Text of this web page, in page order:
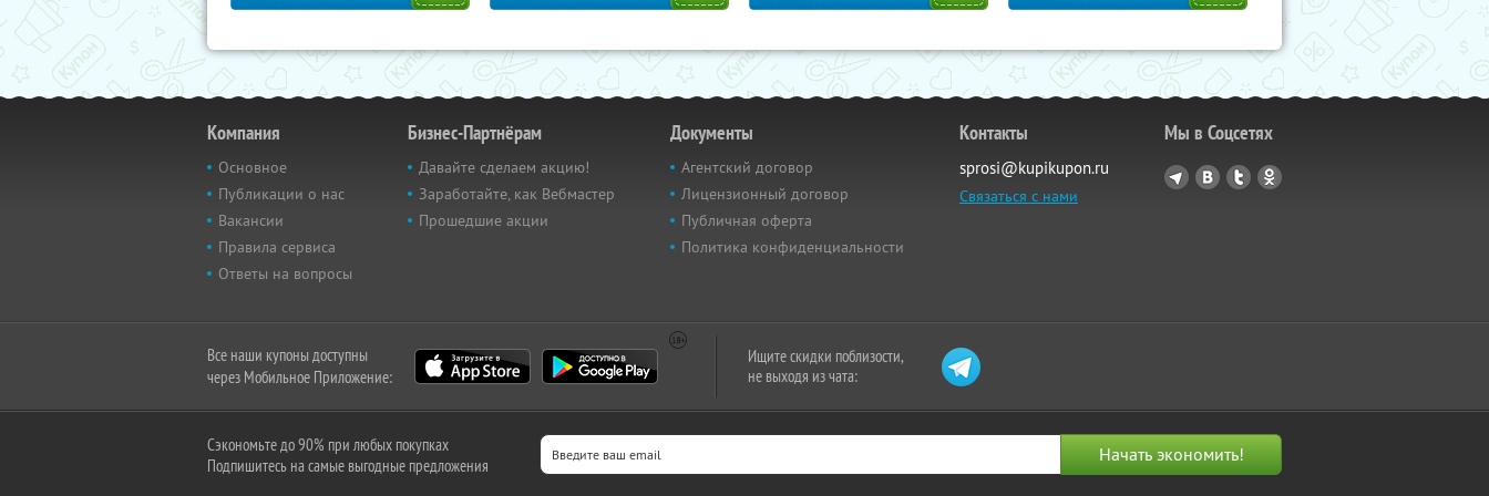
Компания
Основное
Публикации о нас
Вакансии
Правила сервиса
Ответы на вопросы
Бизнес-Партнёрам
Давайте сделаем акцию!
Заработайте, как Вебмастер
Прошедшие акции
Документы
Агентский договор
Лицензионный договор
Публичная оферта
Политика конфиденциальности
Контакты
sprosi@kupikupon.ru
Связаться с нами
Мы в Соцсетях
Все наши купоны доступны
через Мобильное Приложение:
Ищите скидки поблизости,
не выходя из чата:
Сэкономьте до 90% при любых покупках
Подпишитесь на самые выгодные предложения